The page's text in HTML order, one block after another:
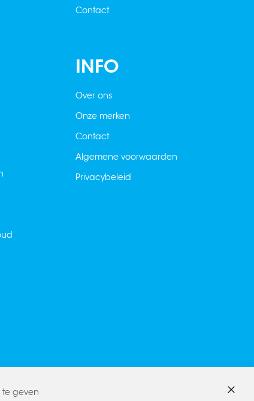
Contact
INFO
Over ons
Onze merken
Contact
Algemene voorwaarden
Privacybeleid
geven